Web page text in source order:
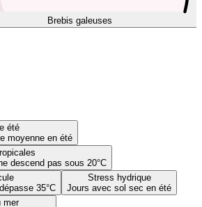
Brebis galeuses
été
moyenne en été
descend pas sous 20°C
35°C
Stress hydrique
Jours avec sol sec en été
mer